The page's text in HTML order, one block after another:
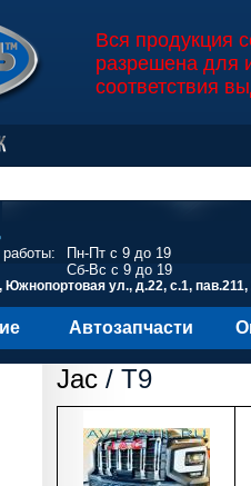
Вся продукция
разрешена для
соответствия
Пн-Пт с 9 до 19
Сб-Вс с 9 до 19
Южнопортовая ул., д.22, с.1, пав.211,
Автозапчасти
Jac / T9